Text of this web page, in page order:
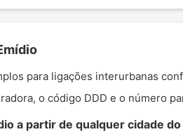
para ligações interurbanas
o código DDD e o número
a partir de qualquer cidade